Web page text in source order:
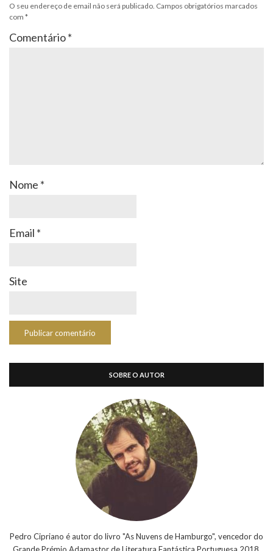
O seu endereço de email não será publicado. Campos obrigatórios marcados
com *
Comentário*
Nome *
Email *
Site
SOBRE O AUTOR
Pedro Cipriano é autor do livro "As Nuvens de Hamburgo", vencedor do